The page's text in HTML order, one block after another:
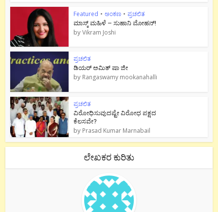
Featured • ಅಂಕಣ • ಪ್ರಚಲಿತ
ಮಾಸ್ಕ್ ಮಹಿಳೆ – ಸುಹಾನಿ ಮೋಹನ್!
byVikram Joshi
ಪ್ರಚಲಿತ
ಡಿಯರ್ ಅಮಿತ್ ಷಾ ಜೀ
by Rangaswamy mookanahalli
ಪ್ರಚಲಿತ
ವಿರೋಧಿಸುವುದಷ್ಟೇ ವಿರೋಧ ಪಕ್ಷದ
ಕೆಲಸವೇ?
by Prasad Kumar Marnabail
ಲೇಖಕರ ಕುರಿತು